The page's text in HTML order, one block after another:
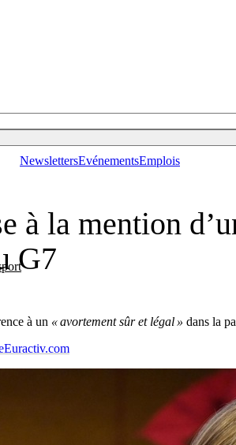
NewslettersEvénementsEmplois
à la mention
G7
à un « avortement sûr et légal » dans la
Euractiv.com